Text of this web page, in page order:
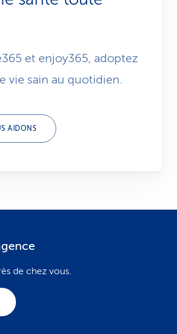
et enjoy365, adoptez
vie sain au quotidien.
AIDONS
de chez vous.